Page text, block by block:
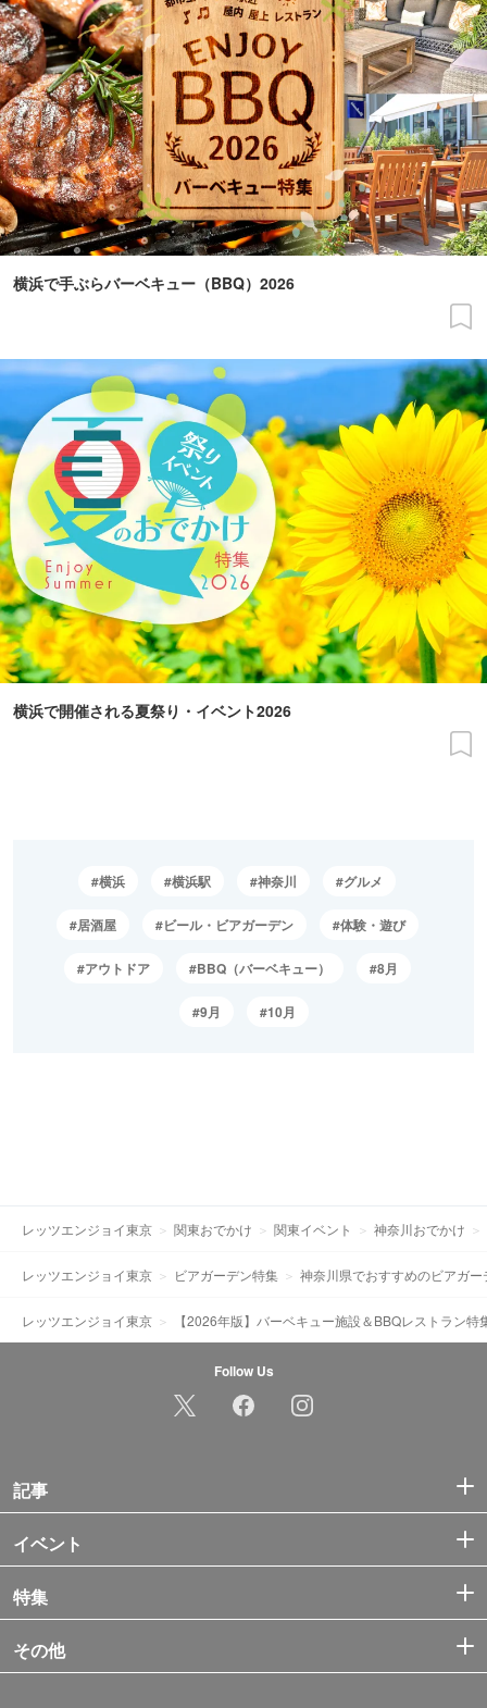
横浜で手ぶらバーベキュー（BBQ）2026
横浜で開催される夏祭り・イベント2026
横浜 横浜駅 神奈川 グルメ
居酒屋 ビール・ビアガーデン 体験・遊び
アウトドア BBQ（バーベキュー） 8月
9月 10月
レッツエンジョイ東京 関東おでかけ 関東イベント 神奈川おでかけ
レッツエンジョイ東京 ビアガーデン特集 神奈川県でおすすめのビアガー
レッツエンジョイ東京 【2026年版】バーベキュー施設＆BBQレストラン特
Follow Us
記事
イベント
特集
その他